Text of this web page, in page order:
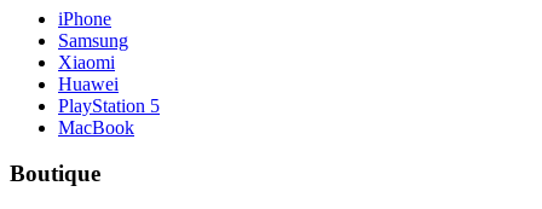
iPhone
Samsung
Xiaomi
Huawei
PlayStation 5
MacBook
Boutique